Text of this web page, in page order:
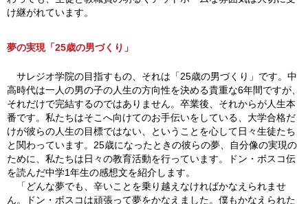
け継がれています。
夢の実現「25歳の男づくり」
サレジオ学院の目指すもの、それは「25歳の男づくり」です。中
高時代は一人の男の子の人生の方向性を決める貴重な6年間ですが、
それだけで完結するのではありません。卒業後、それからが人生本
番です。私たちはそこへ向けてのお手伝いをしている、大学合格だ
けが彼らの人生の目標ではない、ということを心して日々生徒たち
と関わっています。25歳になったときの彼らの夢、自分像の実現の
ために、私たちは日々の教育活動を行っています。ドン・ボスコ伝
を読んだ中学1年生の感想文を紹介します。
「どんな夢でも、辛いことを乗り越えなければかなえられませ
ん。ドン・ボスコは頑張って夢をかなえました。僕もかなえられた